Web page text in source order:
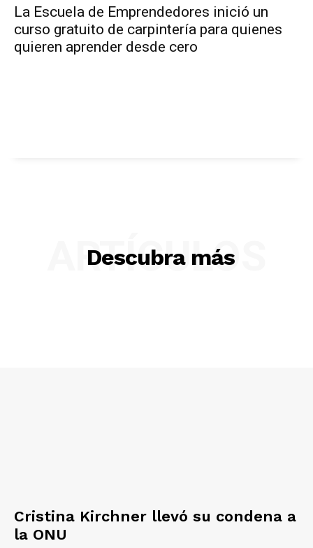
La Escuela de Emprendedores inició un
curso gratuito de carpintería para quienes
quieren aprender desde cero
Descubra más
ARTÍCULOS
Cristina Kirchner llevó su condena a
la ONU